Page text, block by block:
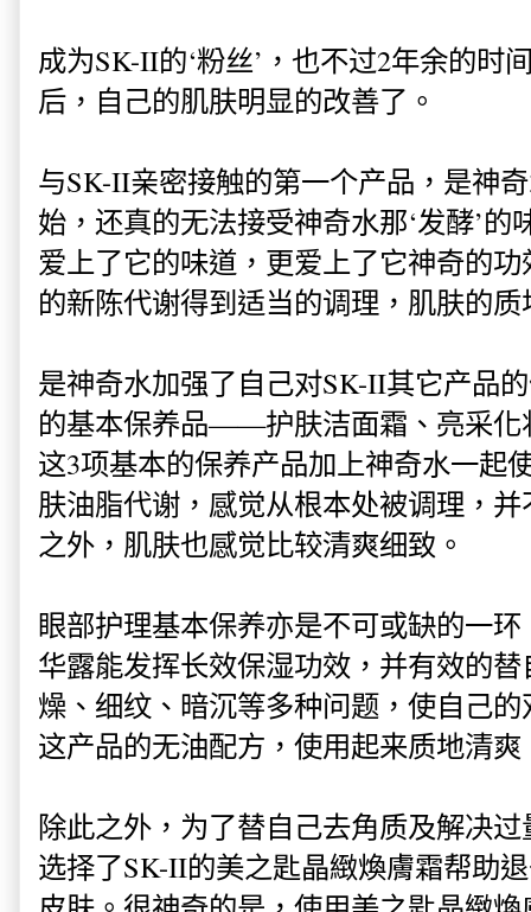
成为SK-II的‘粉丝’，也不过2年余的时
后，自己的肌肤明显的改善了。
与SK-II亲密接触的第一个产品，是神
始，还真的无法接受神奇水那‘发酵’
爱上了它的味道，更爱上了它神奇的
的新陈代谢得到适当的调理，肌肤的
是神奇水加强了自己对SK-II其它产品
的基本保养品——护肤洁面霜、亮采化
这3项基本的保养产品加上神奇水一起
肤油脂代谢，感觉从根本处被调理，
之外，肌肤也感觉比较清爽细致。
眼部护理基本保养亦是不可或缺的一
华露能发挥长效保湿功效，并有效的
燥、细纹、暗沉等多种问题，使自己
这产品的无油配方，使用起来质地清
除此之外，为了替自己去角质及解决
选择了SK-II的美之匙晶緻煥膚霜帮助